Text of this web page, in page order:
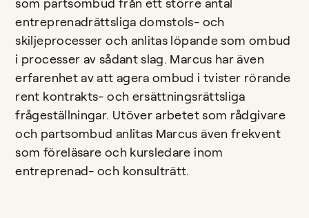
som partsombud från ett större antal
entreprenadrättsliga domstols- och
skiljeprocesser och anlitas löpande som ombud
i processer av sådant slag. Marcus har även
erfarenhet av att agera ombud i tvister rörande
rent kontrakts- och ersättningsrättsliga
frågeställningar. Utöver arbetet som rådgivare
och partsombud anlitas Marcus även frekvent
som föreläsare och kursledare inom
entreprenad- och konsulträtt.